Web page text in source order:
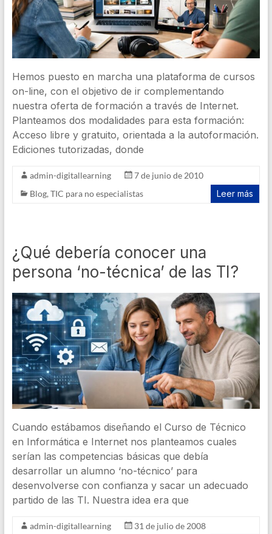
Hemos puesto en marcha una plataforma de cursos
on-line, con el objetivo de ir complementando
nuestra oferta de formación a través de Internet.
Planteamos dos modalidades para esta formación:
Acceso libre y gratuito, orientada a la autoformación.
Ediciones tutorizadas, donde
admin-digitallearning
7 de junio de 2010
Blog, TIC para no especialistas Leer más
¿Qué debería conocer una
persona ‘no-técnica’ de las TI?
Cuando estábamos diseñando el Curso de Técnico
en Informática e Internet nos planteamos cuales
serían las competencias básicas que debía
desarrollar un alumno ‘no-técnico’ para
desenvolverse con confianza y sacar un adecuado
partido de las TI. Nuestra idea era que
admin-digitallearning
31 de julio de 2008